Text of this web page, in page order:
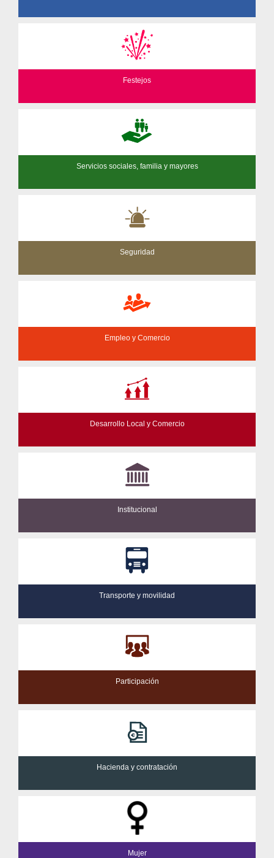
Festejos
Servicios sociales, familia y mayores
Seguridad
Empleo y Comercio
Desarrollo Local y Comercio
Institucional
Transporte y movilidad
Participación
Hacienda y contratación
Mujer